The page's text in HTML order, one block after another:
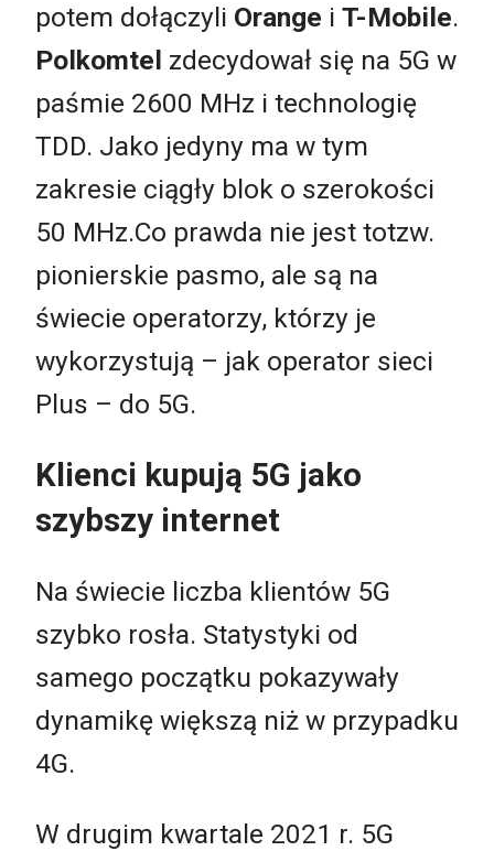
potem dołączyli Orange i T-Mobile.
Polkomtel zdecydował się na 5G w
paśmie 2600 MHz i technologię
TDD. Jako jedyny ma w tym
zakresie ciągły blok o szerokości
50 MHz.Co prawda nie jest totzw.
pionierskie pasmo, ale są na
świecie operatorzy, którzy je
wykorzystują – jak operator sieci
Plus – do 5G.
Klienci kupują 5G jako
szybszy internet
Na świecie liczba klientów 5G
szybko rosła. Statystyki od
samego początku pokazywały
dynamikę większą niż w przypadku
4G.
W drugim kwartale 2021 r. 5G